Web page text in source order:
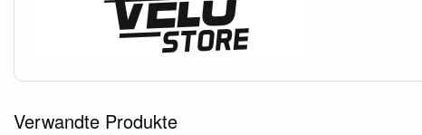
Verwandte Produkte